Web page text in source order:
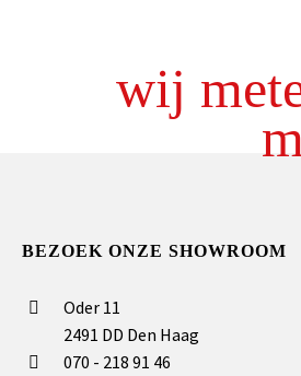
wij
BEZOEK ONZE SHOWROOM
Oder 11
2491 DD Den Haag
070 - 218 91 46